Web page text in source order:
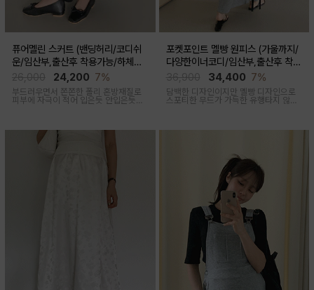
퓨어멜린 스커트 (밴딩허리/코디쉬
운/임산부,출산후 착용가능/하체커
24,200 7%
부드러우면서 쫀쫀한 폴리 혼방재질로
피부에 자극이 적어 입은듯 안입은듯한
포켓포인트 멜빵 원피스 (가울까지/
다양한이너코디/임산부,출산후 착용
34,400 7%
담백한 디자인이지만 멜빵 디자인으로
스포티한 무드가 가득한 유행타지 않는